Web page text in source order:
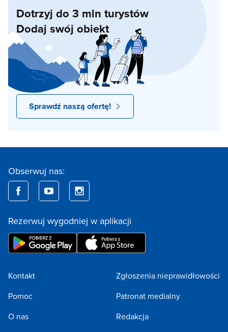
Dotrzyj do 3 mln turystów
Dodaj swój obiekt
Sprawdź naszą ofertę!
Obserwuj nas:
Rezerwuj wygodniej w aplikacji
Kontakt
Pomoc
O nas
Zgłoszenia nieprawidłowości
Patronat medialny
Redakcja